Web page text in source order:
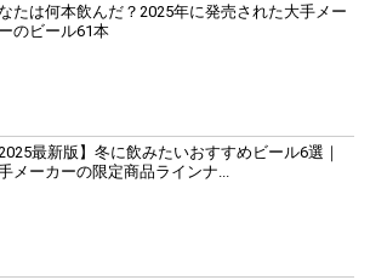
たは何本飲んだ？2025年に発売された大手メー
のビール61本
2025最新版】冬に飲みたいおすすめビール6選｜
メーカーの限定商品ラインナ...